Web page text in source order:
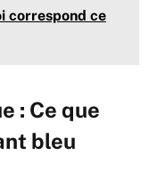
correspond ce
: Ce que
bleu